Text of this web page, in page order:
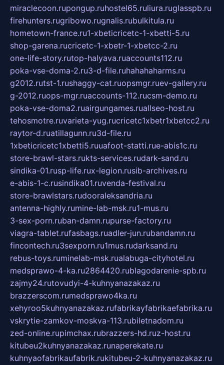
miraclecoon.rupongup.ruhostel65.ruliura.ruglasspb.ru
firehunters.rugribowo.rugnalis.rubulkitula.ru
hometown-france.ru1-xbeticricetc-1-xbetti-5.ru
shop-garena.rucricetc-1-xbetr-1-xbetcc-2.ru
one-life-story.rutop-halyava.ruaccounts112.ru
poka-vse-doma-2.ru3-d-file.ruhahahaharms.ru
g2012.rutst-1.rushaggy-cat.ruopsmgr.ruev-gallery.ru
g-2012.ruops-mgr.ruaccounts-112.rucsm-demo.ru
poka-vse-doma2.ruairgungames.ruallseo-host.ru
tehosmotre.ruvarieta-yug.rucricetc1xbetr1xbetcc2.ru
raytor-d.ruatillagunn.ru3d-file.ru
1xbeticricetc1xbetti5.ruuafoot-statti.rue-abis1c.ru
store-brawl-stars.rukts-services.rudark-sand.ru
sindika-01.rusp-life.rux-legion.rusib-archives.ru
e-abis-1-c.rusindika01.ruvenda-festival.ru
store-brawlstars.rudooraleksandria.ru
antenna-highly.rumine-lab-msk.ru1-mus.ru
3-sex-porn.ruban-damn.rupurse-factory.ru
viagra-tablet.rufasbags.ruadler-jun.rubandamn.ru
fincontech.ru3sexporn.ru1mus.rudarksand.ru
rebus-toys.ruminelab-msk.rualabuga-cityhotel.ru
medsprawo-4-ka.ru2864420.rublagodarenie-spb.ru
zajmy24.rutovudyi-4-kuhnyanazakaz.ru
brazzerscom.rumedsprawo4ka.ru
xehyroo5kuhnyanazakaz.rufabrikayfabrikaefabrika.ru
vskrytie-zamkov-moskva-113.rubiletnadom.ru
zed-online.rupimchax.rubrazzers-hd.ruz-host.ru
kitubeu2kuhnyanazakaz.runaperekate.ru
kuhnyaofabrikaufabrik.rukitubeu-2-kuhnyanazakaz.ru